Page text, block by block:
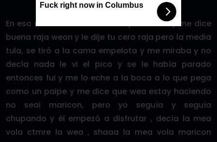
En eso me saco el bóxer de espalda a él y me dice
buena raja weon y le dije tu cero raja pero la media
tula, se tiró a la cama empelota y me miraba y no
decía nada le vi el pico y se le había parado
entonces fui y me lo eche a la boca a lo que pega
como un paipe y me dice que wea estay haciendo
no seai maricon, pero yo seguía y seguía
chupando y él empezó a disfrutar , decía la mea
vola ctmre la wea , shaaa la mea vola maricon
Fuck right now in Columbus